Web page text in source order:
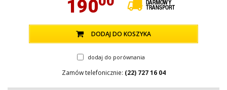
190
DODAJ DO KOSZYKA
dodaj do porównania
Zamów telefonicznie: (22) 727 16 04